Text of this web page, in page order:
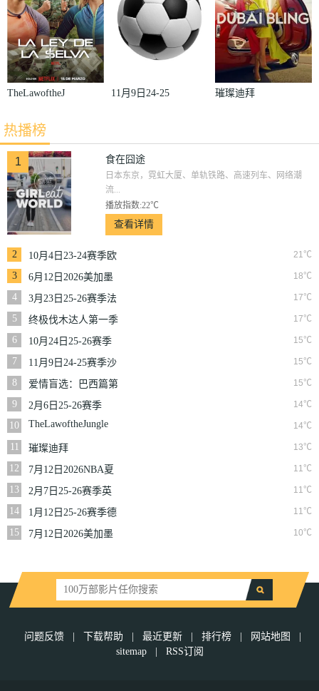
勒斯VS皇家
马德里
斯
TheLawoftheJ
11月9日24-25
VS利雅得胜
利
璀璨迪拜
热播榜
1 食在囧途
日本东京，霓虹大厦、单轨铁路、高速列车、网络潮
流...
播放指数:22℃
查看详情
2 21℃
10月4日23-24赛季欧
冠小组赛第2轮那不
勒斯VS皇家马德里
3 18℃
6月12日2026美加墨
世界杯小组赛韩国VS
捷克
4 17℃
3月23日25-26赛季法
甲第27轮雷恩VS梅斯
5 17℃
终极伐木达人第一季
6
15℃
10月24日25-26赛季
NBA常规赛掘金VS
勇士
7 15℃
11月9日24-25赛季沙
联第10轮利雅得体育
VS利雅得胜利
8 15℃
爱情盲选：巴西篇第
二季
9 14℃
2月6日25-26赛季
NBA常规赛篮网VS
10 14℃
TheLawoftheJungle
11 13℃
璀璨迪拜
12
11℃
7月12日2026NBA夏
季联赛尼克斯VS马刺
13 11℃
2月7日25-26赛季英
超第25轮伯恩利VS西
汉姆联
14 11℃
1月12日25-26赛季德
甲第16轮拜仁慕尼黑
VS沃尔夫斯堡
15 10℃
7月12日2026美加墨
问题反馈 下载帮助 最近更新 排行榜 网站地图
sitemap
RSS订阅